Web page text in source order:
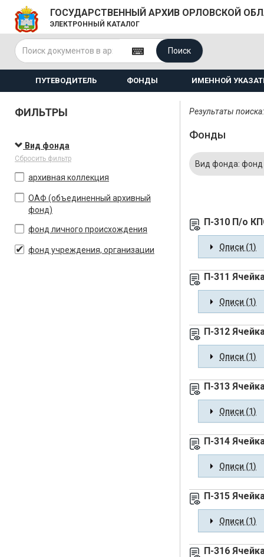
ГОСУДАРСТВЕННЫЙ АРХИВ ОРЛОВСКОЙ
ЭЛЕКТРОННЫЙ КАТАЛОГ
Поиск
ПУТЕВОДИТЕЛЬ ФОНДЫ ИМЕННОЙ
ФИЛЬТРЫ
Вид фонда
Сбросить фильтр
архивная коллекция
ОАФ (объединенный архивный
фонд)
фонд личного происхождения
фонд учреждения, организации
Результаты
Фонды
Вид фонда:
П-310 П/о
Описи (1)
П-311
Описи (1)
П-312
Описи (1)
П-313
Описи (1)
П-314
Описи (1)
П-315
Описи (1)
П-316